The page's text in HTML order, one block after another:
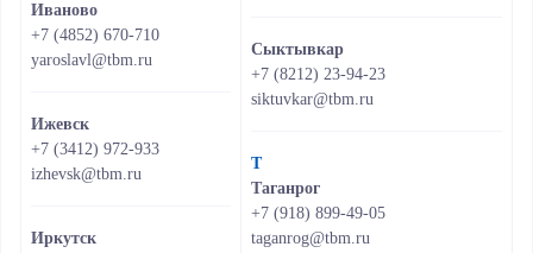
Иваново
+7 (4852) 670-710
yaroslavl@tbm.ru
Ижевск
+7 (3412) 972-933
izhevsk@tbm.ru
Иркутск
Сыктывкар
+7 (8212) 23-94-23
siktuvkar@tbm.ru
Т
Таганрог
+7 (918) 899-49-05
taganrog@tbm.ru